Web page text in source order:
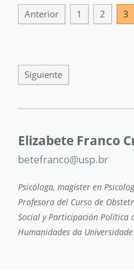
Anterior 1 2 3
Siguiente
Elizabete Franco
betefranco@usp.br
Psicóloga, magíster en
Profesora del Curso de
Social y Participación Política
Humanidades da